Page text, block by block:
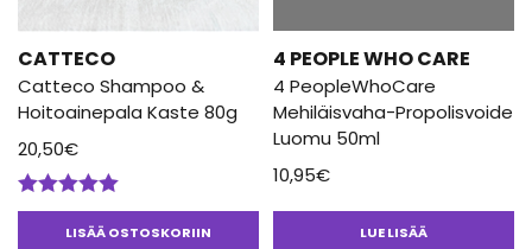
CATTECO
Catteco Shampoo &
Hoitoainepala Kaste 80g
20,50€
Arvostelu
tuotteesta:LISÄÄ OSTOSKORIIN
4 PEOPLE WHO CARE
4 PeopleWhoCare
Mehiläisvaha-Propolisvoide
Luomu 50ml
10,95€
LUE LISÄÄ